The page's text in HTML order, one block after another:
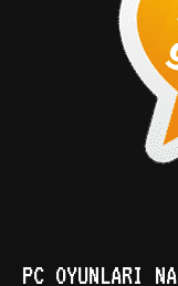
PC OYUNLARI